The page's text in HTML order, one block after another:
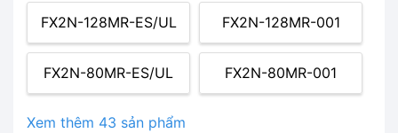
FX2N-128MR-ES/UL FX2N-128MR-001
FX2N-80MR-ES/UL FX2N-80MR-001
Xem thêm 43 sản phẩm